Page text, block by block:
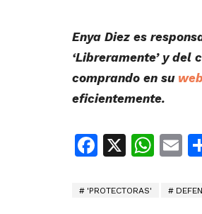
Enya Diez es
‘Libreramente’ y
comprando en su
eficientemente.
Facebook
X
'PROTECTORAS'